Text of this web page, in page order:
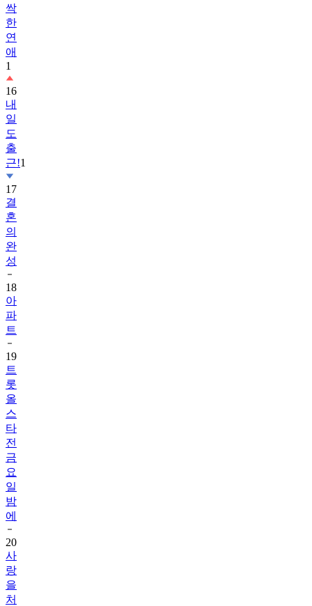
싹
한
연
애
1
16
내
일
도
출
근!1
17
결
혼
의
완
성
18
아
파
트
19
트
롯
올
스
타
전
금
요
일
밤
에
20
사
랑
을
처